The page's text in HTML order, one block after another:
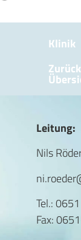
Klinik
Leitung:
Nils
Tel.:
Fax: